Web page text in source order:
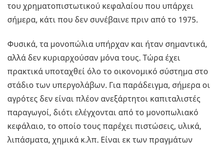
του χρηματοπιστωτικού κεφαλαίου που υπάρχει
σήμερα, κάτι που δεν συνέβαινε πριν από το 1975.
Φυσικά, τα μονοπώλια υπήρχαν και ήταν σημαντικά,
αλλά δεν κυριαρχούσαν μόνα τους. Τώρα έχει
πρακτικά υποταχθεί όλο το οικονομικό σύστημα στο
στάδιο των υπεργολάβων. Για παράδειγμα, σήμερα οι
αγρότες δεν είναι πλέον ανεξάρτητοι καπιταλιστές
παραγωγοί, διότι ελέγχονται από το μονοπωλιακό
κεφάλαιο, το οποίο τους παρέχει πιστώσεις, υλικά,
λιπάσματα, χημικά κ.λπ. Είναι εκ των πραγμάτων